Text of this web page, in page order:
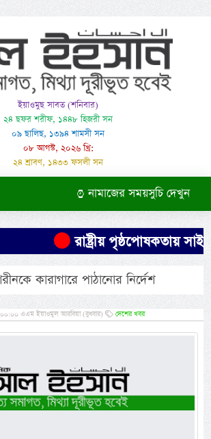
ইয়াওমুছ সাবত (শনিবার)
২৪ ছফর শরীফ, ১৪৪৮ হিজরী সন
০৯ ছালিছ, ১৩৯৪ শামসী সন
০৮ আগস্ট, ২০২৬ খ্রি:
২৪ শ্রাবণ, ১৪৩৩ ফসলী সন
নামাজের সময়সুচি দেখুন
রাষ্ট্রীয় পৃষ্ঠপোষকতায়
কারাগারে পাঠানোর নির্দেশ
এএম ইয়াওমুল আরবিয়া (বুধবার) দেশের খবর